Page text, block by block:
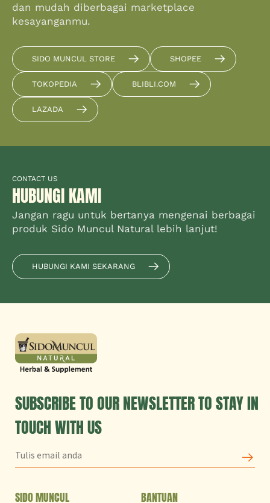
dan mudah diberbagai marketplace
kesayanganmu.
SIDO MUNCUL STORE SHOPEE
TOKOPEDIA BLIBLI.COM
LAZADA
CONTACT US
HUBUNGI KAMI
Jangan ragu untuk bertanya mengenai berbagai
produk Sido Muncul Natural lebih lanjut!
HUBUNGI KAMI SEKARANG
SUBSCRIBE TO OUR NEWSLETTER TO STAY IN
TOUCH WITH US
SIDO MUNCUL BANTUAN